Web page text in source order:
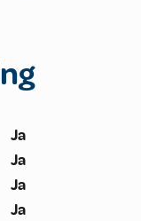
Ja
Ja
Ja
Ja